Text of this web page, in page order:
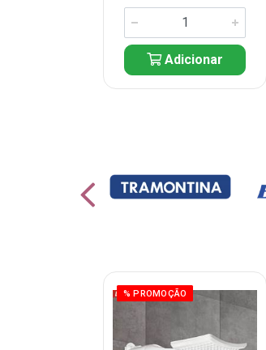
Adicionar
% PROMOÇÃO